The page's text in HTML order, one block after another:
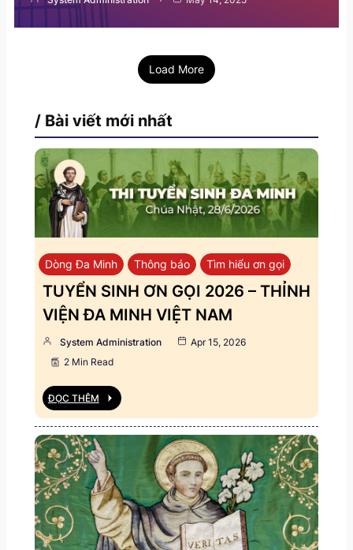
Load More
/ Bài viết mới nhất
Dòng Đa Minh Thông báo Tìm hiểu ơn gọi
TUYỂN SINH ƠN GỌI 2026 – THỈNH
VIỆN ĐA MINH VIỆT NAM
System Administration
Apr 15, 2026
2 Min Read
ĐỌC THÊM